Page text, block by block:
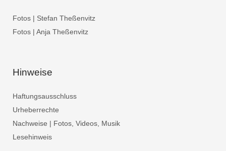
Fotos | Stefan Theßenvitz
Fotos | Anja Theßenvitz
Hinweise
Haftungsausschluss
Urheberrechte
Nachweise | Fotos, Videos, Musik
Lesehinweis